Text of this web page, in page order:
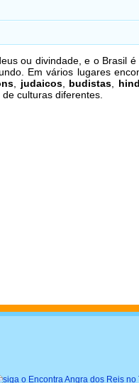
ou divindade, e o Brasil é
Em vários lugares
, judaicos, budistas
de culturas diferentes.